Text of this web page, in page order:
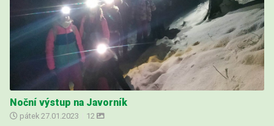
Noční výstup na Javorník
pátek 27.01.2023 12